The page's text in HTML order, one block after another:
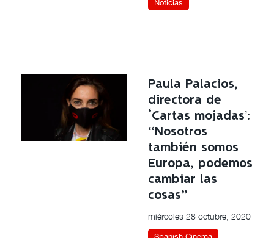
Noticias
Paula Palacios,
directora de
‘Cartas mojadas’:
“Nosotros
también somos
Europa, podemos
cambiar las
cosas”
miércoles 28 octubre, 2020